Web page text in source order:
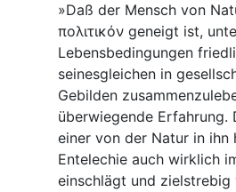
»Daß der Mensch von
πολιτικόν geneigt ist,
Lebensbedingungen
seinesgleichen in
Gebilden
überwiegende Erfahrung.
einer von der Natur in ihn
Entelechie auch wirklich
einschlägt und